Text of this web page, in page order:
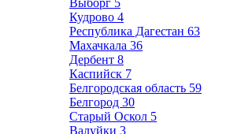
Выборг 5
Кудрово 4
Республика Дагестан 63
Махачкала 36
Дербент 8
Каспийск 7
Белгородская область 59
Белгород 30
Старый Оскол 5
Валуйки 3